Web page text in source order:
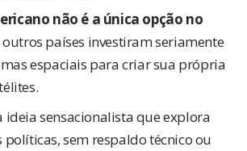
não é a única opção no
países investiram seriamente
espaciais para criar sua própria
ideia sensacionalista que explora
políticas, sem respaldo técnico ou